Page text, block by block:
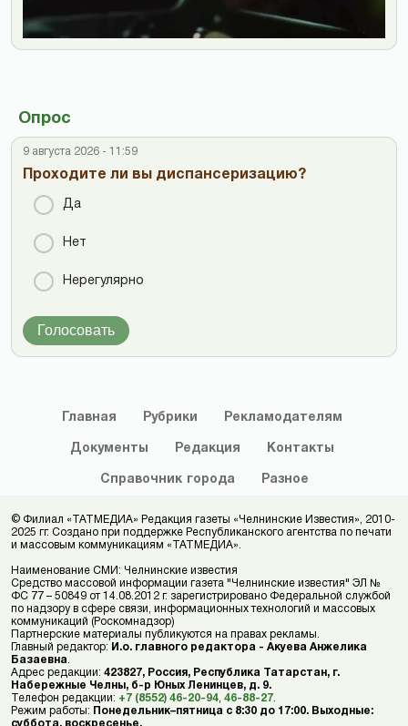
Опрос
9 августа 2026 - 11:59
Проходите ли вы диспансеризацию?
Да
Нет
Нерегулярно
Голосовать
Главная Рубрики Рекламодателям
Документы Редакция Контакты
Справочник города Разное
© Филиал «ТАТМЕДИА» Редакция газеты «Челнинские Известия», 2010-
2025 гг. Создано при поддержке Республиканского агентства по печати
и массовым коммуникациям «ТАТМЕДИА».
Наименование СМИ: Челнинские известия
Средство массовой информации газета "Челнинские известия" ЭЛ №
ФС 77 – 50849 от 14.08.2012 г. зарегистрировано Федеральной службой
по надзору в сфере связи, информационных технологий и массовых
коммуникаций (Роскомнадзор)
Партнерские материалы публикуются на правах рекламы.
Главный редактор: И.о. главного редактора - Акуева Анжелика
Базаевна
Адрес редакции: 423827, Россия, Республика Татарстан, г.
Набережные Челны, б-р Юных Ленинцев, д. 9.
Телефон редакции: +7 (8552) 46-20-94 46-88-27
Режим работы: Понедельник–пятница с 8:30 до 17:00. Выходные:
суббота, воскресенье.